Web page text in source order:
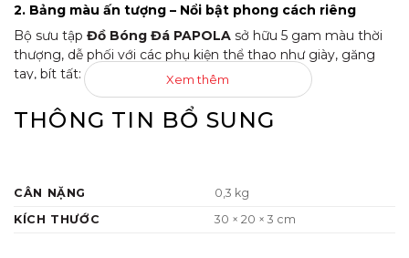
2. Bảng màu ấn tượng – Nổi bật phong cách riêng
Bộ sưu tập Đồ Bóng Đá PAPOLA sở hữu 5 gam màu thời
thượng, dễ phối với các phụ kiện thể thao như giày, găng
tay, bít tất:
Trắng tinh khôi:Đơn giản, thanh lịch nhưng không
kém phần nổi bật.
Xanh Đen mạnh mẽ:
Sắc màu huyền bí, tượng trưng
cho sự bản lĩnh và lối chơi kiên cường.
Xem thêm
THÔNG TIN BỔ SUNG
CÂN NẶNG
0,3 kg
KÍCH THƯỚC
30 × 20 × 3 cm